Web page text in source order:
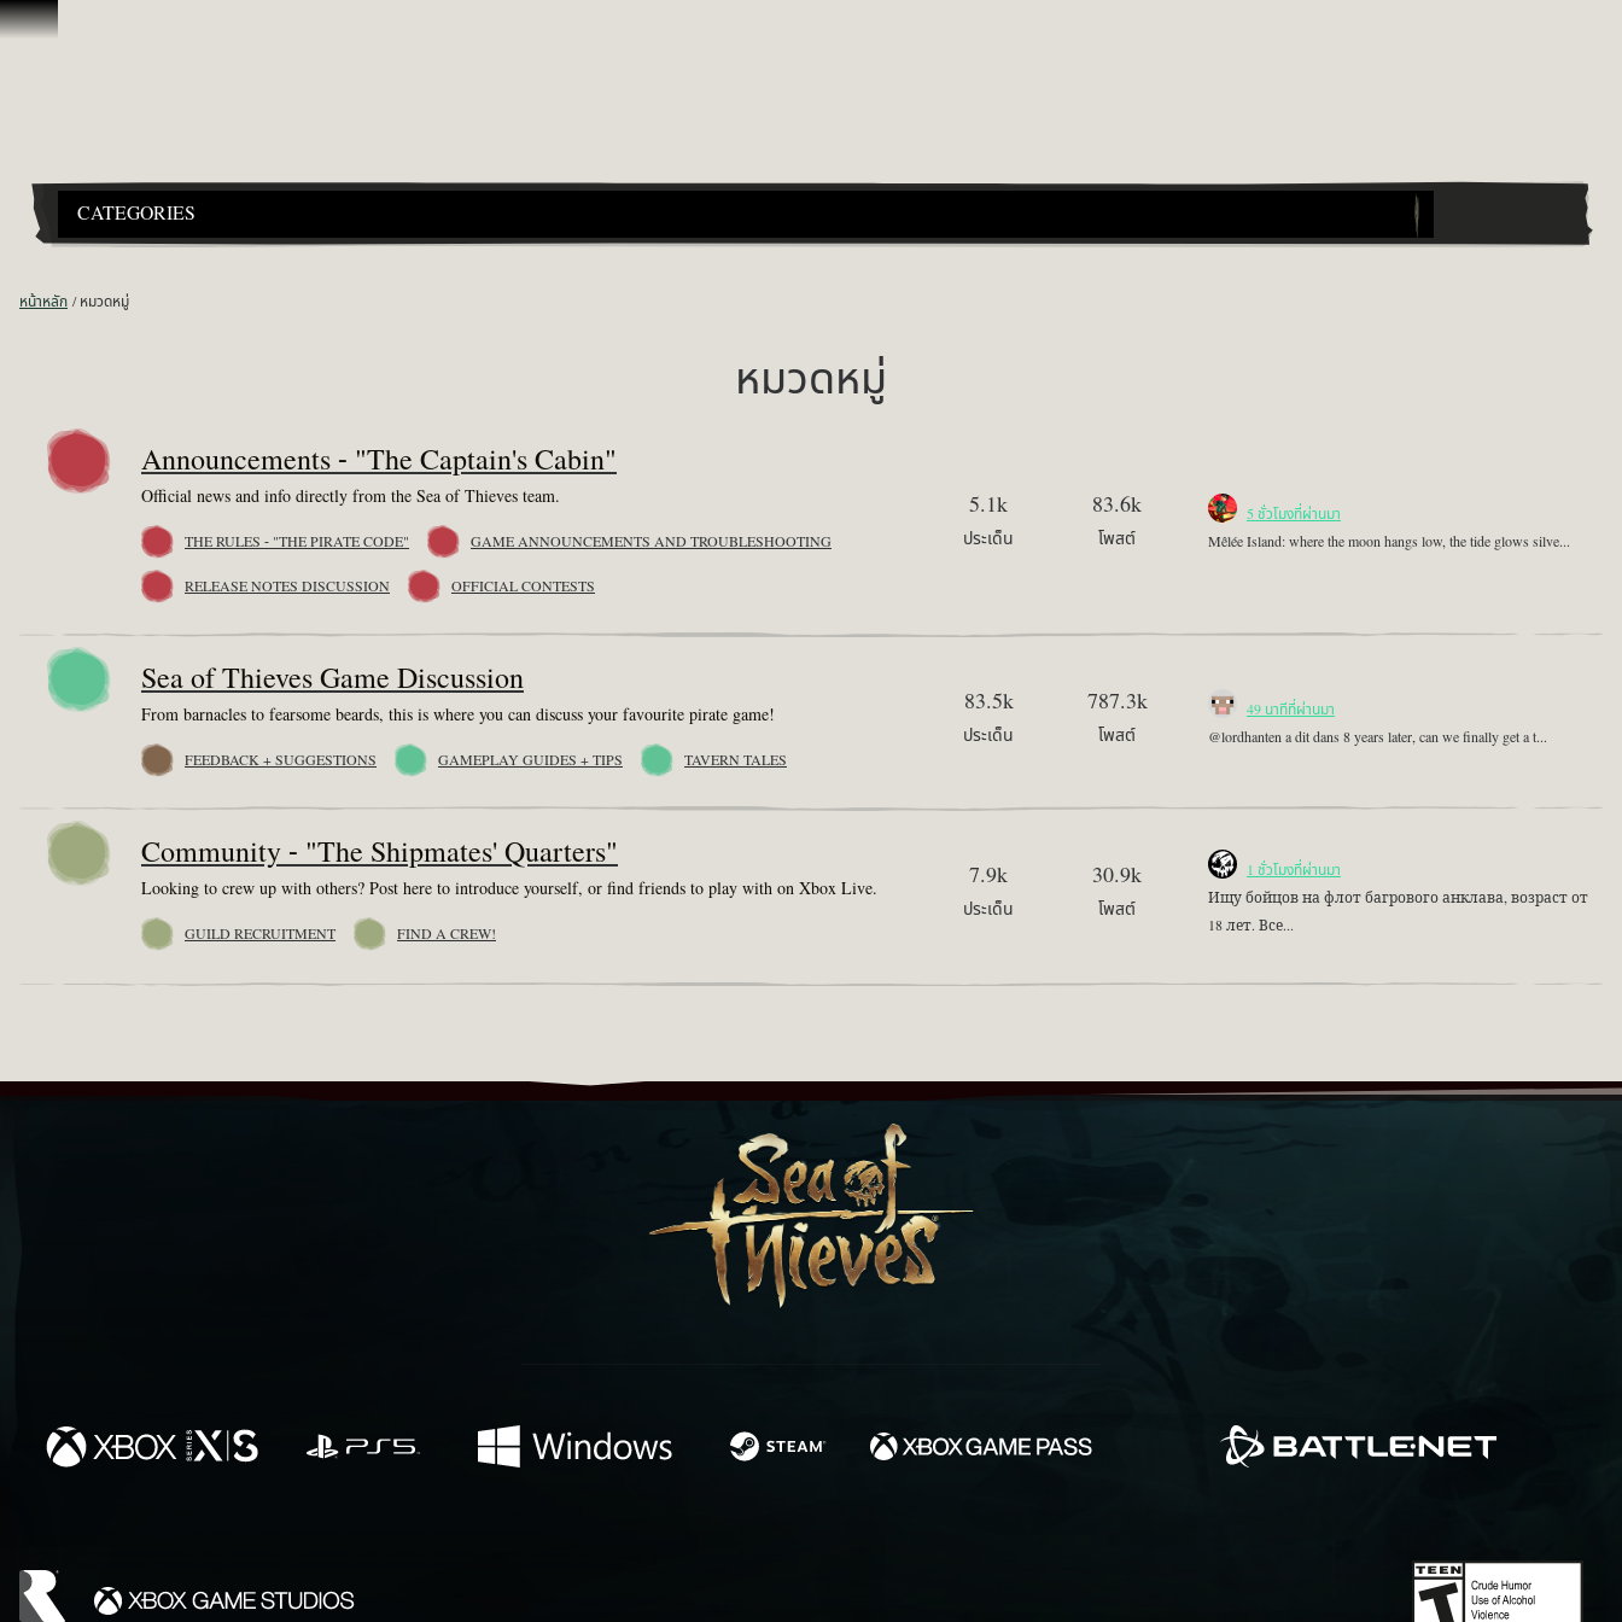
ข้ามไปที่คอนเทนต์
CATEGORIES
หน้าหลัก หมวดหมู่
หมวดหมู่
Announcements - "The Captain's Cabin"
Official news and info directly from the Sea of Thieves team.
THE RULES - "THE PIRATE CODE" GAME ANNOUNCEMENTS AND TROUBLESHOOTING
RELEASE NOTES DISCUSSION OFFICIAL CONTESTS
5.1k
ประเด็น
83.6k
โพสต์
5 ชั่วโมงที่ผ่านมา
Mêlée Island: where the moon hangs low, the tide glows silve...
Sea of Thieves Game Discussion
From barnacles to fearsome beards, this is where you can discuss your favourite pirate game!
FEEDBACK + SUGGESTIONS GAMEPLAY GUIDES + TIPS TAVERN TALES
83.5k
ประเด็น
787.3k
โพสต์
49 นาทีที่ผ่านมา
@lordhanten a dit dans 8 years later, can we finally get a t...
Community - "The Shipmates' Quarters"
Looking to crew up with others? Post here to introduce yourself, or find friends to play with on Xbox Live.
GUILD RECRUITMENT FIND A CREW!
7.9k
ประเด็น
30.9k
โพสต์
1 ชั่วโมงที่ผ่านมา
Ищу бойцов на флот багрового анклава, возраст от
18 лет. Все...